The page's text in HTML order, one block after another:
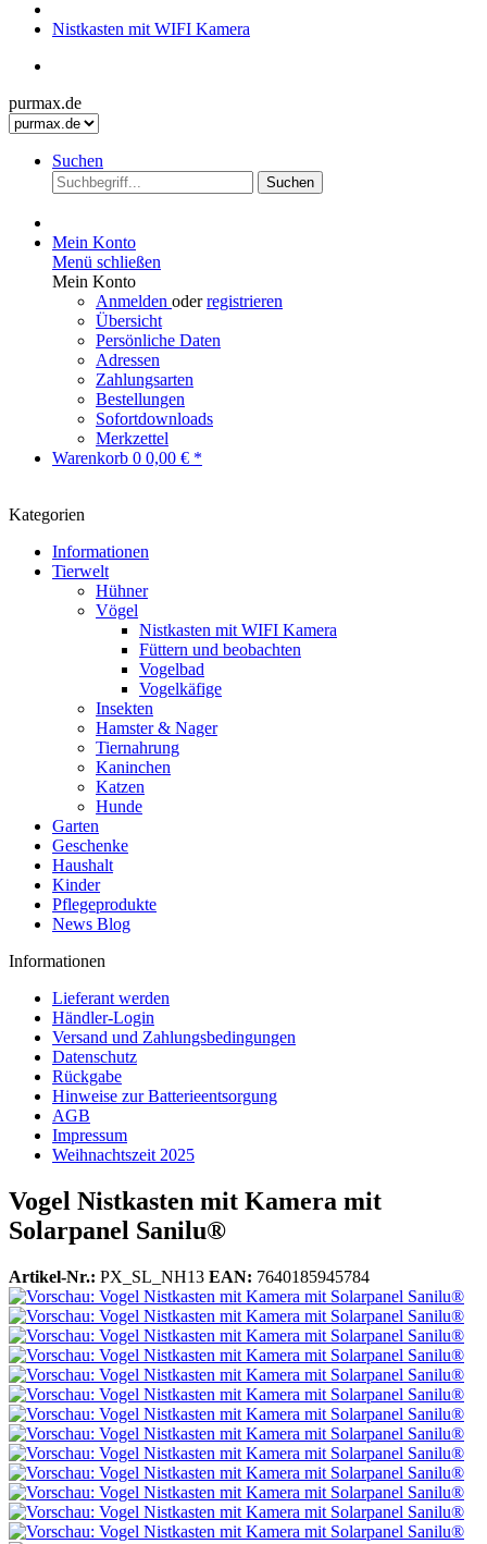
Nistkasten mit WIFI Kamera
purmax.de
Suchen
Suchen
Mein Konto
Menü schließen
Mein Konto
Anmelden oderregistrieren
Übersicht
Persönliche Daten
Adressen
Zahlungsarten
Bestellungen
Sofortdownloads
Merkzettel
Warenkorb 0 0,00 € *
Kategorien
Informationen
Tierwelt
Hühner
Vögel
Nistkasten mit WIFI Kamera
Füttern und beobachten
Vogelbad
Vogelkäfige
Insekten
Hamster & Nager
Tiernahrung
Kaninchen
Katzen
Hunde
Garten
Geschenke
Haushalt
Kinder
Pflegeprodukte
News Blog
Informationen
Lieferant werden
Händler-Login
Versand und Zahlungsbedingungen
Datenschutz
Rückgabe
Hinweise zur Batterieentsorgung
AGB
Impressum
Weihnachtszeit 2025
Vogel Nistkasten mit Kamera mit
Solarpanel Sanilu®
Artikel-Nr.: PX_SL_NH13 EAN: 7640185945784